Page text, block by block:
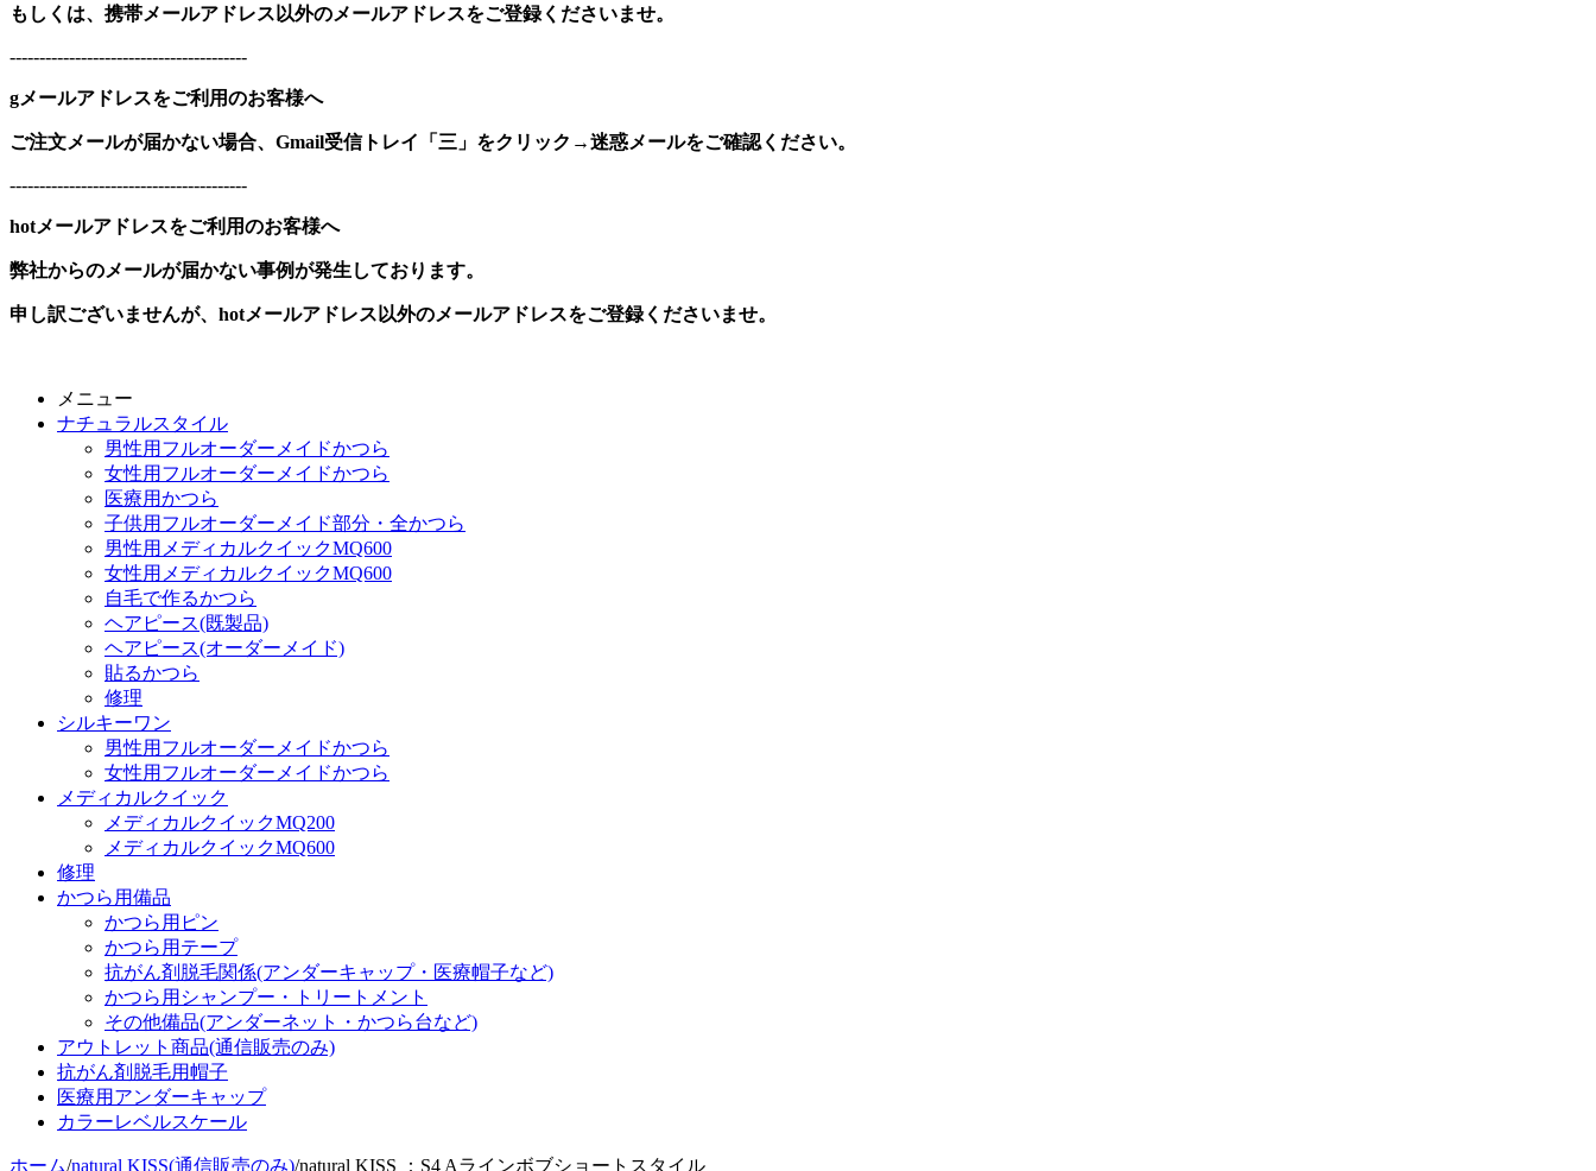
もしくは、携帯メールアドレス以外のメールアドレスをご登録くださいませ。
----------------------------------------
gメールアドレスをご利用のお客様へ
ご注文メールが届かない場合、Gmail受信トレイ「三」をクリック→迷惑メールをご確認ください。
----------------------------------------
hotメールアドレスをご利用のお客様へ
弊社からのメールが届かない事例が発生しております。
申し訳ございませんが、hotメールアドレス以外のメールアドレスをご登録くださいませ。
メニュー
ナチュラルスタイル
男性用フルオーダーメイドかつら
女性用フルオーダーメイドかつら
医療用かつら
子供用フルオーダーメイド部分・全かつら
男性用メディカルクイックMQ600
女性用メディカルクイックMQ600
自毛で作るかつら
ヘアピース(既製品)
ヘアピース(オーダーメイド)
貼るかつら
修理
シルキーワン
男性用フルオーダーメイドかつら
女性用フルオーダーメイドかつら
メディカルクイック
メディカルクイックMQ200
メディカルクイックMQ600
修理
かつら用備品
かつら用ピン
かつら用テープ
抗がん剤脱毛関係(アンダーキャップ・医療帽子など)
かつら用シャンプー・トリートメント
その他備品(アンダーネット・かつら台など)
アウトレット商品(通信販売のみ)
抗がん剤脱毛用帽子
医療用アンダーキャップ
カラーレベルスケール
ホーム/natural KISS(通信販売のみ)/natural KISS ：S4 Aラインボブショートスタイル